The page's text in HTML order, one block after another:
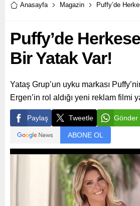
Valiliği izni ile başlatılan
Anasayfa Magazin Puffy’de
Puffy’de
Bir Yatak Var!
Yataş Grup’un uyku markası
Ergen’in rol aldığı yeni reklam filmi
Paylaş Tweetle Gönder
ABONE OL